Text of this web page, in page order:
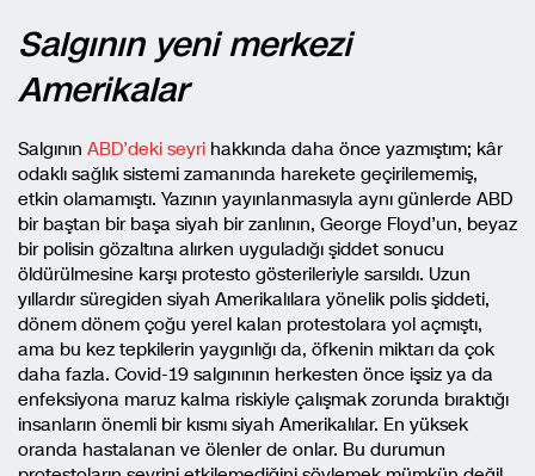
Salgının yeni merkezi
Amerikalar
Salgının ABD’deki seyri hakkında daha önce yazmıştım; kâr
odaklı sağlık sistemi zamanında harekete geçirilememiş,
etkin olamamıştı. Yazının yayınlanmasıyla aynı günlerde ABD
bir baştan bir başa siyah bir zanlının, George Floyd’un, beyaz
bir polisin gözaltına alırken uyguladığı şiddet sonucu
öldürülmesine karşı protesto gösterileriyle sarsıldı. Uzun
yıllardır süregiden siyah Amerikalılara yönelik polis şiddeti,
dönem dönem çoğu yerel kalan protestolara yol açmıştı,
ama bu kez tepkilerin yaygınlığı da, öfkenin miktarı da çok
daha fazla. Covid-19 salgınının herkesten önce işsiz ya da
enfeksiyona maruz kalma riskiyle çalışmak zorunda bıraktığı
insanların önemli bir kısmı siyah Amerikalılar. En yüksek
oranda hastalanan ve ölenler de onlar. Bu durumun